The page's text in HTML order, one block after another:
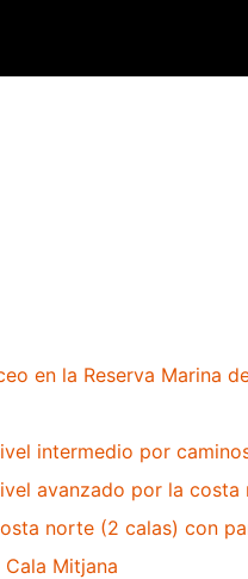
en la Reserva Marina
intermedio por
avanzado por la
norte (2 calas) con
Mitjana